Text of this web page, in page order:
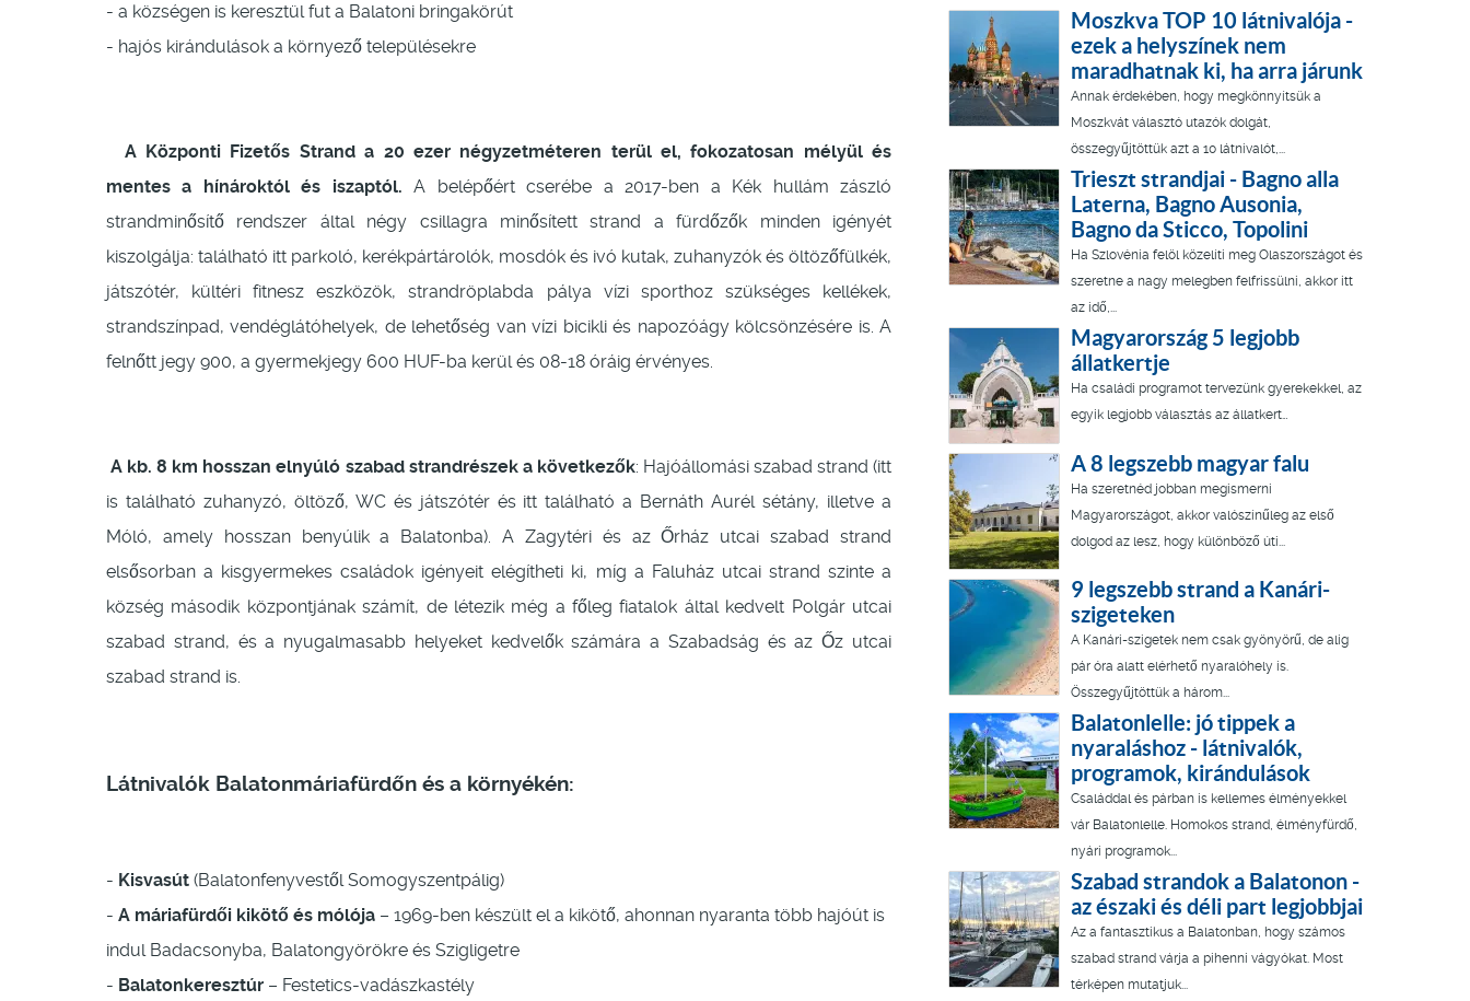
- a községen is keresztül fut a Balatoni bringakörút
- hajós kirándulások a környező településekre
A Központi Fizetős Strand a 20 ezer négyzetméteren terül el, fokozatosan mélyül és
mentes a hínároktól és iszaptól. A belépőért cserébe a 2017-ben a Kék hullám zászló
strandminősítő rendszer által négy csillagra minősített strand a fürdőzők minden igényét
kiszolgálja: található itt parkoló, kerékpártárolók, mosdók és ivó kutak, zuhanyzók és öltözőfülkék,
játszótér, kültéri fitnesz eszközök, strandröplabda pálya vízi sporthoz szükséges kellékek,
strandszínpad, vendéglátóhelyek, de lehetőség van vízi bicikli és napozóágy kölcsönzésére is. A
felnőtt jegy 900, a gyermekjegy 600 HUF-ba kerül és 08-18 óráig érvényes.
A kb. 8 km hosszan elnyúló szabad strandrészek a következők: Hajóállomási szabad strand (itt
is található zuhanyzó, öltöző, WC és játszótér és itt található a Bernáth Aurél sétány, illetve a
Móló, amely hosszan benyúlik a Balatonba). A Zagytéri és az Őrház utcai szabad strand
elsősorban a kisgyermekes családok igényeit elégítheti ki, míg a Faluház utcai strand szinte a
község második központjának számít, de létezik még a főleg fiatalok által kedvelt Polgár utcai
szabad strand, és a nyugalmasabb helyeket kedvelők számára a Szabadság és az Őz utcai
szabad strand is.
Látnivalók Balatonmáriafürdőn és a környékén:
- Kisvasút (Balatonfenyvestől Somogyszentpálig)
- A máriafürdői kikötő és mólója – 1969-ben készült el a kikötő, ahonnan nyaranta több hajóút is
indul Badacsonyba, Balatongyörökre és Szigligetre
- Balatonkeresztúr – Festetics-vadászkastély
Moszkva TOP 10 látnivalója -
ezek a helyszínek nem
maradhatnak ki, ha arra járunk
Annak érdekében, hogy megkönnyítsük a
Moszkvát választó utazók dolgát,
összegyűjtöttük azt a 10 látnivalót,...
Trieszt strandjai - Bagno alla
Laterna, Bagno Ausonia,
Bagno da Sticco, Topolini
Ha Szlovénia felöl közelíti meg Olaszországot és
szeretne a nagy melegben felfrissülni, akkor itt
az idő,...
Magyarország 5 legjobb
állatkertje
Ha családi programot tervezünk gyerekekkel, az
egyik legjobb választás az állatkert…
A 8 legszebb magyar falu
Ha szeretnéd jobban megismerni
Magyarországot, akkor valószínűleg az első
dolgod az lesz, hogy különböző úti...
9 legszebb strand a Kanári-
szigeteken
A Kanári-szigetek nem csak gyönyörű, de alig
pár óra alatt elérhető nyaralóhely is.
Összegyűjtöttük a három...
Balatonlelle: jó tippek a
nyaraláshoz - látnivalók,
programok, kirándulások
Családdal és párban is kellemes élményekkel
vár Balatonlelle. Homokos strand, élményfürdő,
nyári programok...
Szabad strandok a Balatonon -
az északi és déli part legjobbjai
Az a fantasztikus a Balatonban, hogy számos
szabad strand várja a pihenni vágyókat. Most
térképen mutatjuk...